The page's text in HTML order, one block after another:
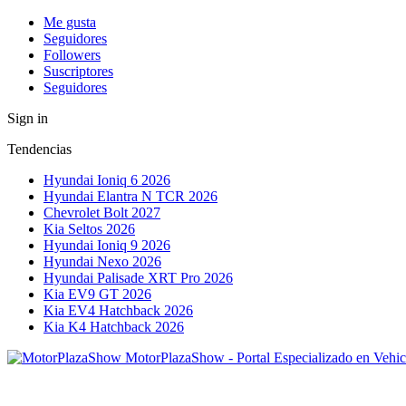
Me gusta
Seguidores
Followers
Suscriptores
Seguidores
Sign in
Tendencias
Hyundai Ioniq 6 2026
Hyundai Elantra N TCR 2026
Chevrolet Bolt 2027
Kia Seltos 2026
Hyundai Ioniq 9 2026
Hyundai Nexo 2026
Hyundai Palisade XRT Pro 2026
Kia EV9 GT 2026
Kia EV4 Hatchback 2026
Kia K4 Hatchback 2026
MotorPlazaShow - Portal Especializado en